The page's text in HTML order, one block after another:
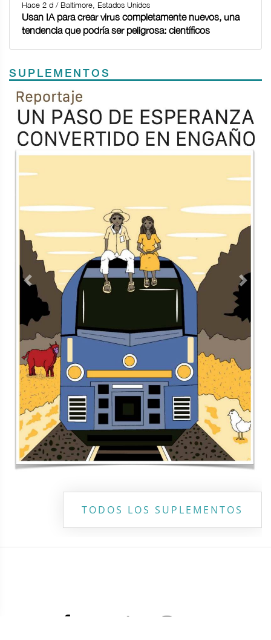
Hace 2 d / Baltimore, Estados Unidos
Usan IA para crear virus completamente nuevos, una
tendencia que podría ser peligrosa: científicos
SUPLEMENTOS
Previous Next
TODOS LOS SUPLEMENTOS